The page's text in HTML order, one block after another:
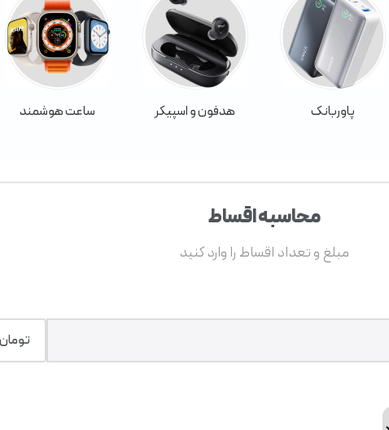
پاوربانک هدفون و اسپیکر ساعت هوشمند
محاسبه اقساط
مبلغ و تعداد اقساط را وارد کنید
تومان